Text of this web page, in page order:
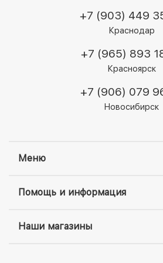
Меню
Помощь и информация
Наши магазины
+7 (903) 449
Краснодар
+7 (965) 893
Красноярск
+7 (906) 079
Новосибирск